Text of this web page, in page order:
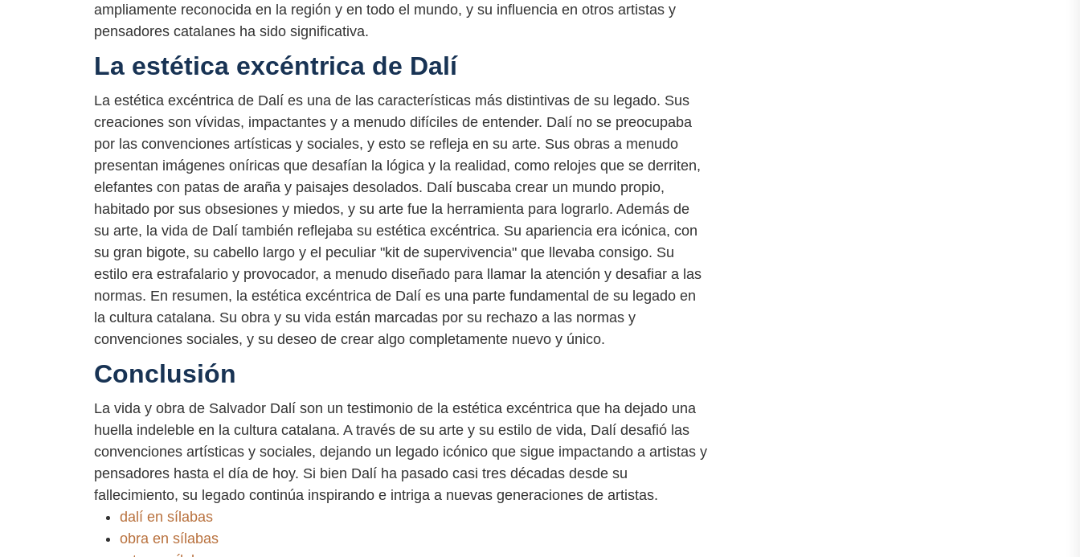
ampliamente reconocida en la región y en todo el mundo, y su influencia en otros artistas y
pensadores catalanes ha sido significativa.
La estética excéntrica de Dalí
La estética excéntrica de Dalí es una de las características más distintivas de su legado. Sus
creaciones son vívidas, impactantes y a menudo difíciles de entender. Dalí no se preocupaba
por las convenciones artísticas y sociales, y esto se refleja en su arte. Sus obras a menudo
presentan imágenes oníricas que desafían la lógica y la realidad, como relojes que se derriten,
elefantes con patas de araña y paisajes desolados. Dalí buscaba crear un mundo propio,
habitado por sus obsesiones y miedos, y su arte fue la herramienta para lograrlo. Además de
su arte, la vida de Dalí también reflejaba su estética excéntrica. Su apariencia era icónica, con
su gran bigote, su cabello largo y el peculiar "kit de supervivencia" que llevaba consigo. Su
estilo era estrafalario y provocador, a menudo diseñado para llamar la atención y desafiar a las
normas. En resumen, la estética excéntrica de Dalí es una parte fundamental de su legado en
la cultura catalana. Su obra y su vida están marcadas por su rechazo a las normas y
convenciones sociales, y su deseo de crear algo completamente nuevo y único.
Conclusión
La vida y obra de Salvador Dalí son un testimonio de la estética excéntrica que ha dejado una
huella indeleble en la cultura catalana. A través de su arte y su estilo de vida, Dalí desafió las
convenciones artísticas y sociales, dejando un legado icónico que sigue impactando a artistas y
pensadores hasta el día de hoy. Si bien Dalí ha pasado casi tres décadas desde su
fallecimiento, su legado continúa inspirando e intriga a nuevas generaciones de artistas.
dalí en sílabas
obra en sílabas